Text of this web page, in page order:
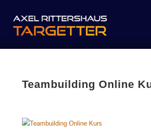
Teambuilding Online